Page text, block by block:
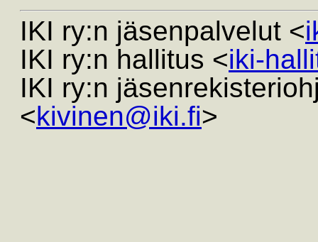
IKI ry:n jäsenpalvelut <
IKI ry:n hallitus <iki-
IKI ry:n
<kivinen@iki.fi>